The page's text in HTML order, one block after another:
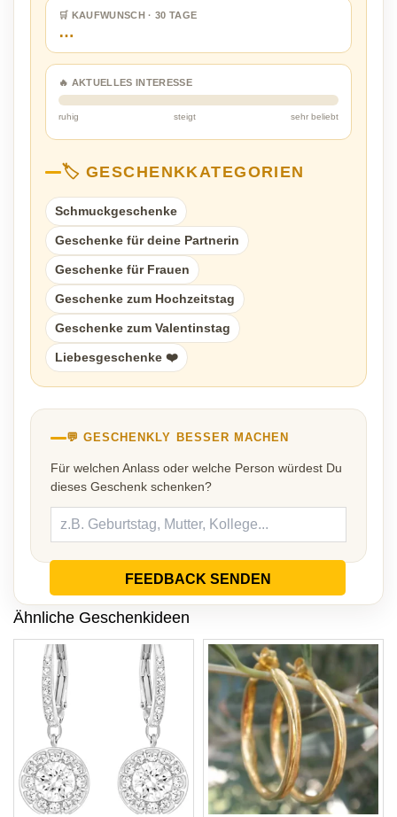
🛒 KAUFWUNSCH · 30 TAGE
…
🔥 AKTUELLES INTERESSE
ruhig steigt sehr beliebt
🏷️ GESCHENKKATEGORIEN
Schmuckgeschenke
Geschenke für deine Partnerin
Geschenke für Frauen
Geschenke zum Hochzeitstag
Geschenke zum Valentinstag
Liebesgeschenke ❤️
💬 GESCHENKLY BESSER MACHEN
Für welchen Anlass oder welche Person würdest Du
dieses Geschenk schenken?
FEEDBACK SENDEN
Ähnliche Geschenkideen